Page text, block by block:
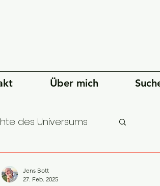
Über mich
des Universums
der Menschheit
Jens Bott
27. Feb. 2025